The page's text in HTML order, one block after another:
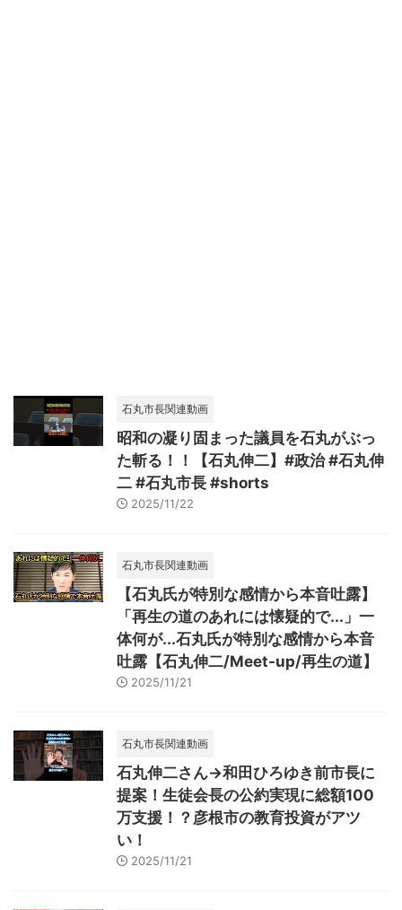
石丸市長関連動画
昭和の凝り固まった議員を石丸がぶっ
た斬る！！【石丸伸二】#政治 #石丸伸
二 #石丸市長 #shorts
2025/11/22
石丸市長関連動画
【石丸氏が特別な感情から本音吐露】
「再生の道のあれには懐疑的で...」一
体何が...石丸氏が特別な感情から本音
吐露【石丸伸二/Meet-up/再生の道】
2025/11/21
石丸市長関連動画
石丸伸二さん→和田ひろゆき前市長に
提案！生徒会長の公約実現に総額100
万支援！？彦根市の教育投資がアツ
い！
2025/11/21